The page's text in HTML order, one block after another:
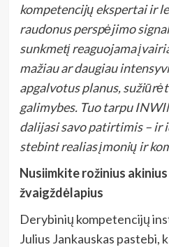
kompetencijų ekspertai ir
raudonus perspėjimo
sunkmetį reaguojama
mažiau ar daugiau
apgalvotus planus,
galimybes. Tuo tarpu
dalijasi savo patirtimis – ir
stebint realias įmonių ir
Nusiimkite rožinius
žvaigždėlapius
Derybinių kompetencijų
Julius Jankauskas pastebi,